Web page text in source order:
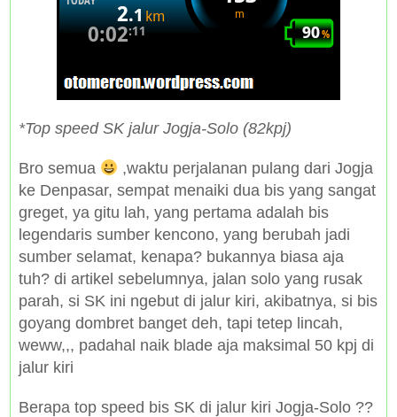
*Top speed SK jalur Jogja-Solo (82kpj)
Bro semua
,waktu perjalanan pulang dari Jogja
ke Denpasar, sempat menaiki dua bis yang sangat
greget, ya gitu lah, yang pertama adalah bis
legendaris sumber kencono, yang berubah jadi
sumber selamat, kenapa? bukannya biasa aja
tuh? di artikel sebelumnya, jalan solo yang rusak
parah, si SK ini ngebut di jalur kiri, akibatnya, si bis
goyang dombret banget deh, tapi tetep lincah,
weww,,, padahal naik blade aja maksimal 50 kpj di
jalur kiri
Berapa top speed bis SK di jalur kiri Jogja-Solo ??